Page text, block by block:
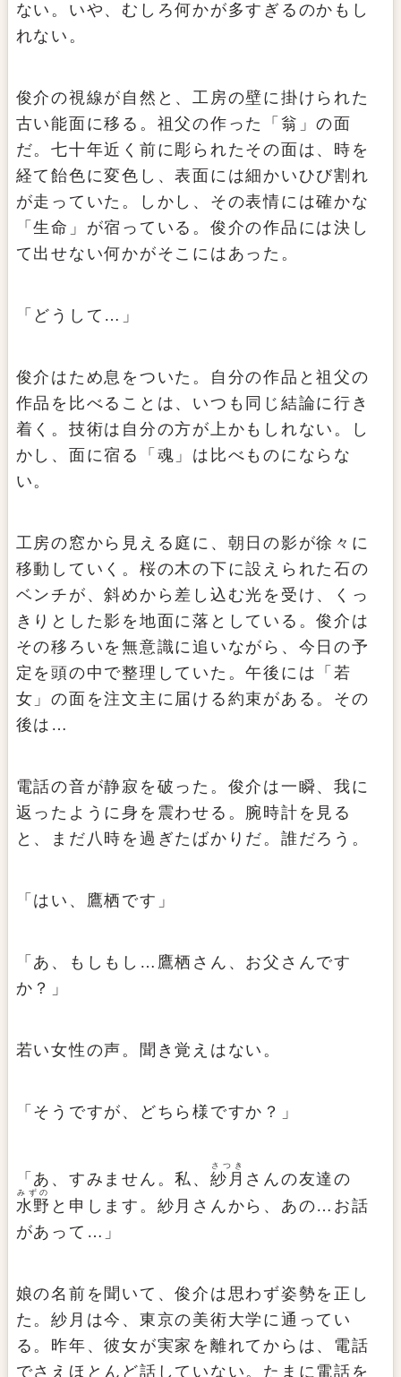
ない。いや、むしろ何かが多すぎるのかもし
れない。
俊介の視線が自然と、工房の壁に掛けられた
古い能面に移る。祖父の作った「翁」の面
だ。七十年近く前に彫られたその面は、時を
経て飴色に変色し、表面には細かいひび割れ
が走っていた。しかし、その表情には確かな
「生命」が宿っている。俊介の作品には決し
て出せない何かがそこにはあった。
「どうして…」
俊介はため息をついた。自分の作品と祖父の
作品を比べることは、いつも同じ結論に行き
着く。技術は自分の方が上かもしれない。し
かし、面に宿る「魂」は比べものにならな
い。
工房の窓から見える庭に、朝日の影が徐々に
移動していく。桜の木の下に設えられた石の
ベンチが、斜めから差し込む光を受け、くっ
きりとした影を地面に落としている。俊介は
その移ろいを無意識に追いながら、今日の予
定を頭の中で整理していた。午後には「若
女」の面を注文主に届ける約束がある。その
後は…
電話の音が静寂を破った。俊介は一瞬、我に
返ったように身を震わせる。腕時計を見る
と、まだ八時を過ぎたばかりだ。誰だろう。
「はい、鷹栖です」
「あ、もしもし…鷹栖さん、お父さんです
か？」
若い女性の声。聞き覚えはない。
「そうですが、どちら様ですか？」
「あ、すみません。私、 紗月
さつき
さんの友達の
水野
みずの
と申します。紗月さんから、あの…お話
があって…」
娘の名前を聞いて、俊介は思わず姿勢を正し
た。紗月は今、東京の美術大学に通ってい
る。昨年、彼女が実家を離れてからは、電話
でさえほとんど話していない。たまに電話を